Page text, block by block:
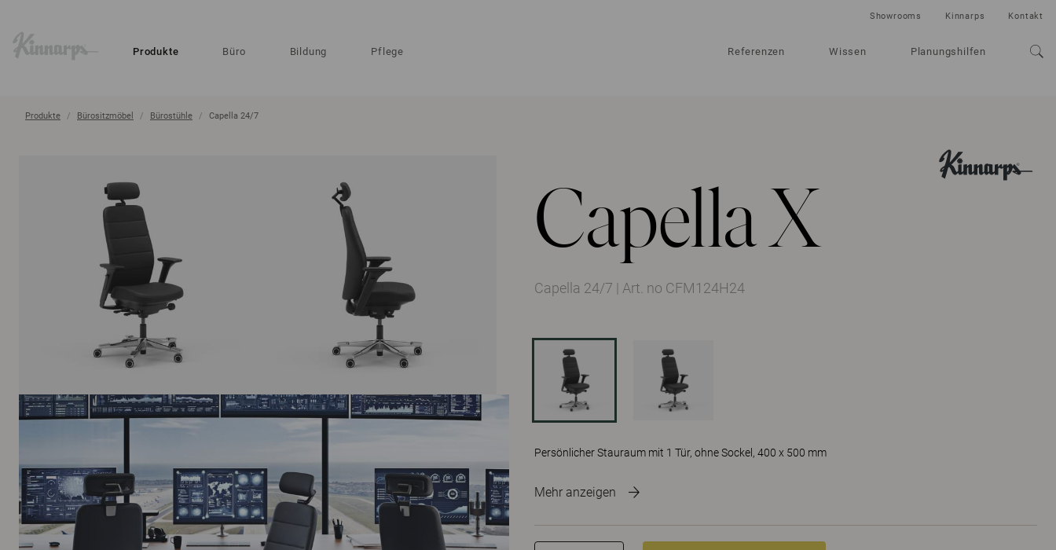
Produkte Büro Bildung Pflege Referenzen Wissen Planungshilfen
Showrooms Kinnarps Kontakt
Produkte Bürositzmöbel Bürostühle Capella 24/7
Capella X
Capella 24/7 | Art. no CFM124H24
Persönlicher Stauraum mit 1 Tür, ohne Sockel, 400 x 500 mm
Mehr anzeigen